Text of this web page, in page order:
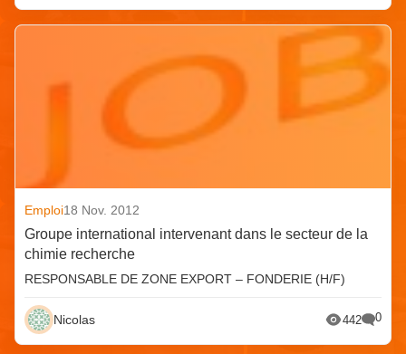
Emploi18 Nov. 2012
Groupe international intervenant dans le secteur de la
chimie recherche
RESPONSABLE DE ZONE EXPORT – FONDERIE (H/F)
Nicolas 442 0